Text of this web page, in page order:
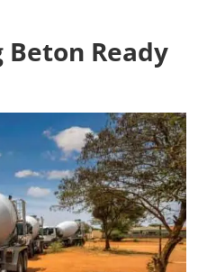
Beton Ready